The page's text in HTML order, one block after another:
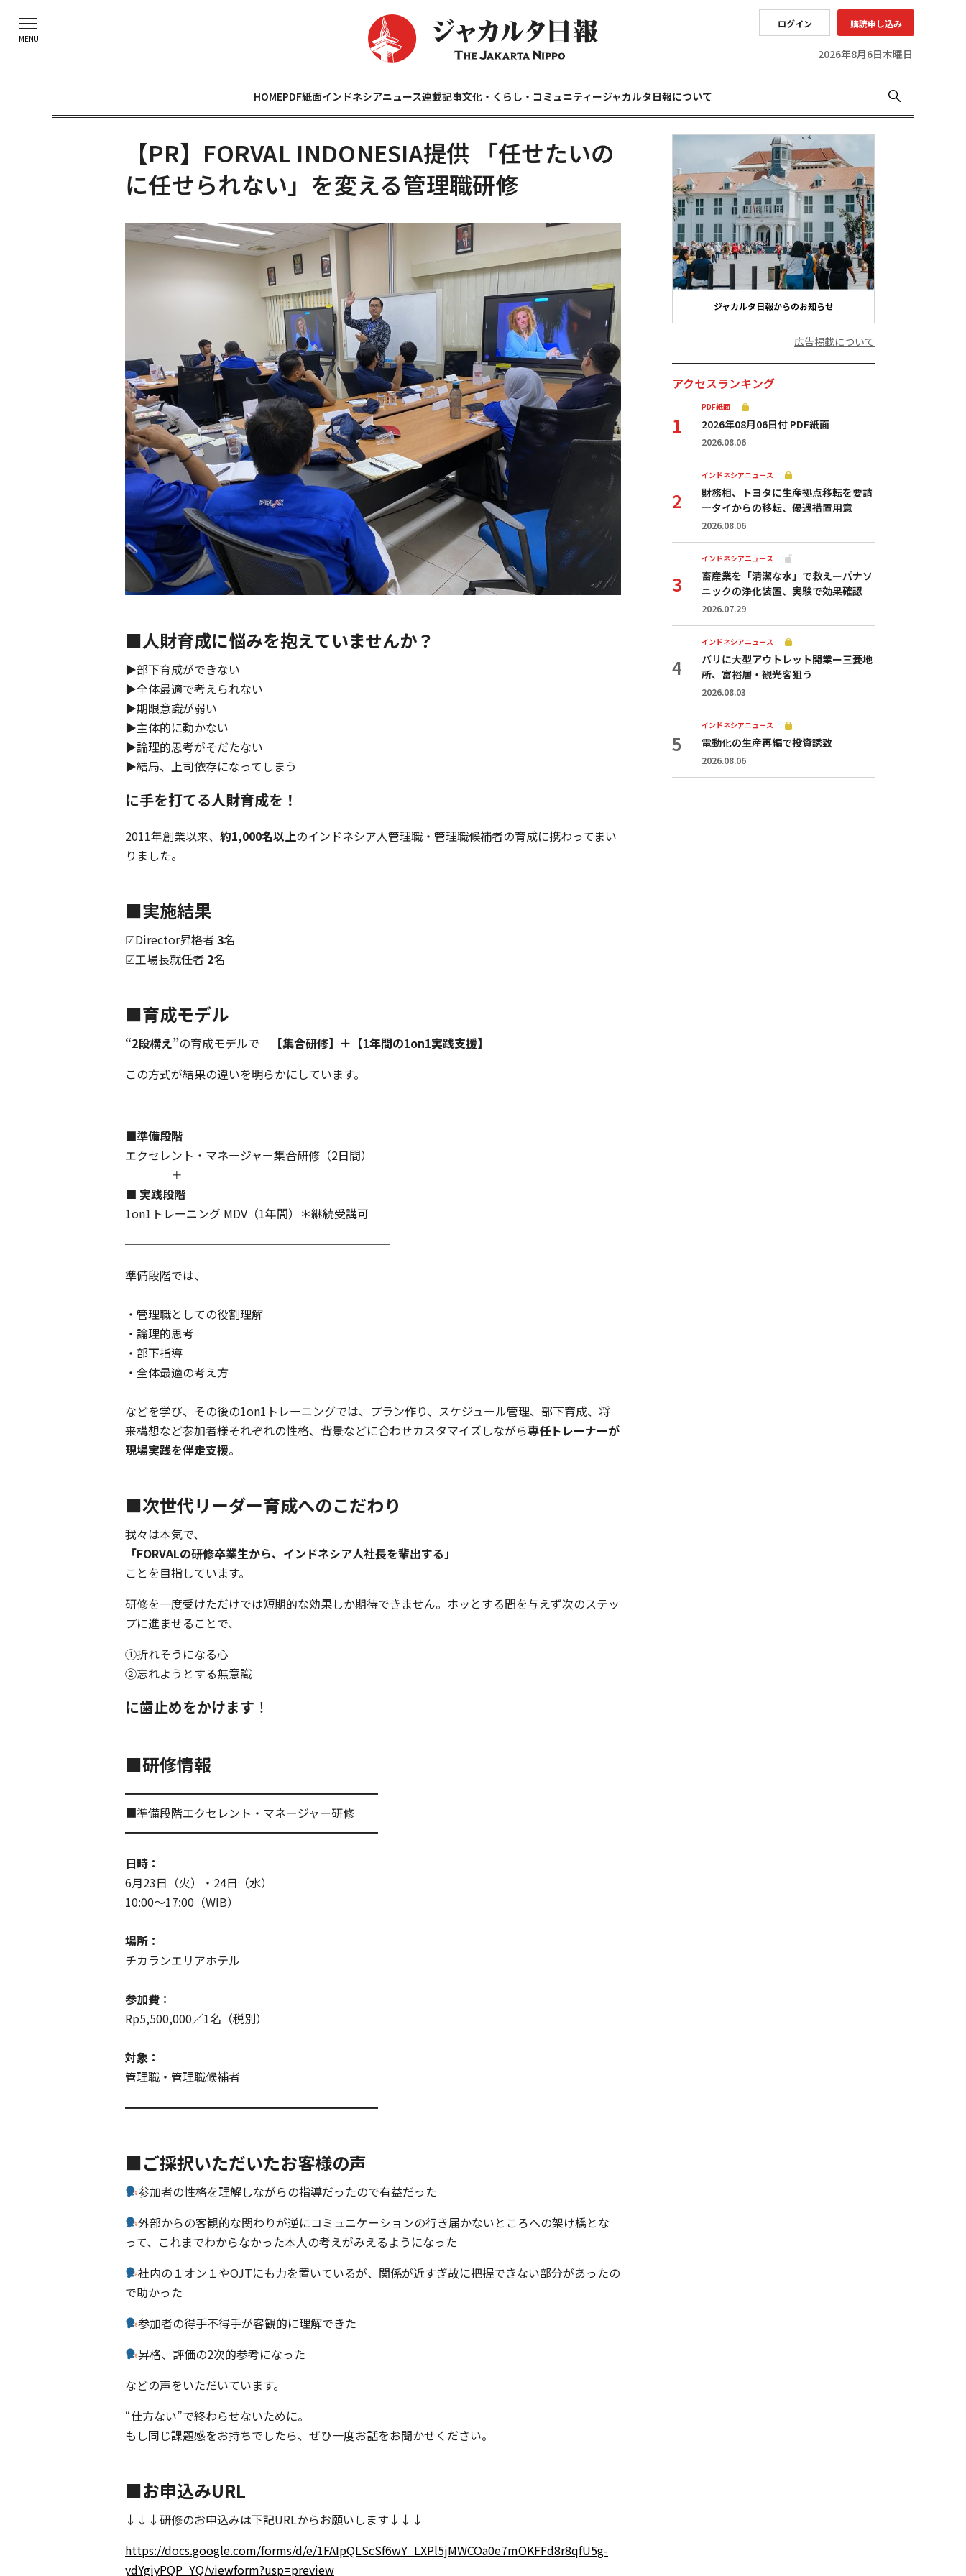
ログイン 購読申し込み
2026年8月6日木曜日
HOMEPDF紙面インドネシアニュース連載記事文化・くらし・コミュニティージャカルタ日報について
【PR】FORVAL INDONESIA提供 「任せたいの
に任せられない」を変える管理職研修
■人財育成に悩みを抱えていませんか？
▶部下育成ができない
▶全体最適で考えられない
▶期限意識が弱い
▶主体的に動かない
▶論理的思考がそだたない
▶結局、上司依存になってしまう
に手を打てる人財育成を！
2011年創業以来、 約1,000名以上のインドネシア人管理職・管理職候補者の育成に携わってまい
りました。
■実施結果
☑Director昇格者 3名
☑工場長就任者 2名
■育成モデル
“2段構え”の育成モデルで
【集合研修】＋【1年間の1on1実践支援】
この方式が結果の違いを明らかにしています。
───────────────────────
■準備段階
エクセレント・マネージャー集合研修（2日間）
＋
■ 実践段階
1on1トレーニング MDV（1年間）＊継続受講可
───────────────────────
準備段階では、
・管理職としての役割理解
・論理的思考
・部下指導
・全体最適の考え方
などを学び、その後の1on1トレーニングでは、プラン作り、スケジュール管理、部下育成、将
来構想など参加者様それぞれの性格、背景などに合わせカスタマイズしながら専任トレーナーが
現場実践を伴走支援。
■次世代リーダー育成へのこだわり
我々は本気で、
「FORVALの研修卒業生から、インドネシア人社長を輩出する」
ことを目指しています。
研修を一度受けただけでは短期的な効果しか期待できません。ホッとする間を与えず次のステッ
プに進ませることで、
①折れそうになる心
②忘れようとする無意識
に歯止めをかけます ！
■研修情報
━━━━━━━━━━━━━━━━━━━━━━
■準備段階エクセレント・マネージャー研修
━━━━━━━━━━━━━━━━━━━━━━
日時：
6月23日（火）・24日（水）
10:00～17:00（WIB）
場所：
チカランエリアホテル
参加費：
Rp5,500,000／1名（税別）
対象：
管理職・管理職候補者
━━━━━━━━━━━━━━━━━━━━━━
■ご採択いただいたお客様の声
参加者の性格を理解しながらの指導だったので有益だった
外部からの客観的な関わりが逆にコミュニケーションの行き届かないところへの架け橋とな
って、これまでわからなかった本人の考えがみえるようになった
社内の１オン１やOJTにも力を置いているが、関係が近すぎ故に把握できない部分があったの
で助かった
参加者の得手不得手が客観的に理解できた
昇格、評価の2次的参考になった
などの声をいただいています。
“仕方ない”で終わらせないために。
もし同じ課題感をお持ちでしたら、ぜひ一度お話をお聞かせください。
■お申込みURL
↓↓↓研修のお申込みは下記URLからお願いします↓↓↓
https://docs.google.com/forms/d/e/1FAIpQLScSf6wY_LXPl5jMWCOa0e7mOKFFd8r8qfU5g-
ydYgiyPQP_YQ/viewform?usp=preview
ジャカルタ日報からのお知らせ
広告掲載について
アクセスランキング
PDF紙面
2026年08月06日付 PDF紙面
2026.08.06
インドネシアニュース
財務相、トヨタに生産拠点移転を要請
—タイからの移転、優遇措置用意
2026.08.06
インドネシアニュース
畜産業を「清潔な水」で救えーパナソ
ニックの浄化装置、実験で効果確認
2026.07.29
インドネシアニュース
バリに大型アウトレット開業ー三菱地
所、富裕層・観光客狙う
2026.08.03
インドネシアニュース
電動化の生産再編で投資誘致
2026.08.06